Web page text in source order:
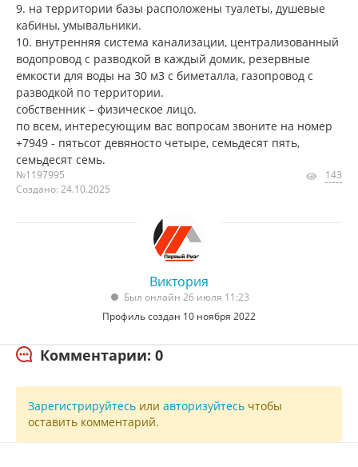
9. на территории базы расположены туалеты, душевые
кабины, умывальники.
10. внутренняя система канализации, централизованный
водопровод с разводкой в каждый домик, резервные
емкости для воды на 30 м3 с биметалла, газопровод с
разводкой по территории.
собственник – физическое лицо.
по всем, интересующим вас вопросам звоните на номер
+7949 - пятьсот девяносто четыре, семьдесят пять,
семьдесят семь.
№1197995
Создано: 24.10.2025
143
Виктория
Был онлайн 26 июля 11:23
Профиль создан 10 ноября 2022
Комментарии: 0
Зарегистрируйтесь или авторизуйтесь чтобы
оставить комментарий.